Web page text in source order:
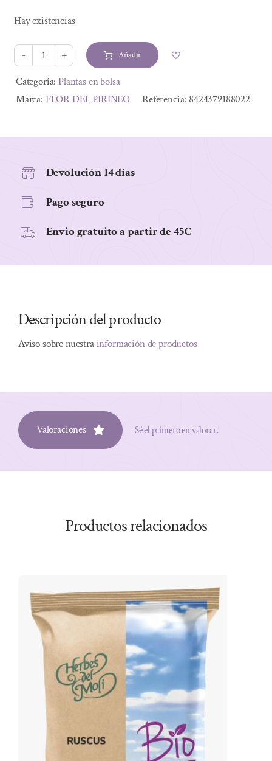
era:
2,60 €.
es:
2,44 €.
Hay existencias
HIERBA
BUENA
30GR
Añadir
Alternative:
Categoría:Plantas en bolsa
Marca: FLOR DEL PIRINEO Referencia: 8424379188022
Devolución 14 días
Pago seguro
Envio gratuito a partir de 45€
Descripción del producto
Aviso sobre nuestrainformación de productos
Valoraciones Sé el primero en valorar.
Productos relacionados